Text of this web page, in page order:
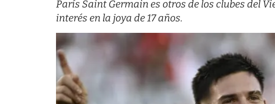
París Saint Germain es otros de los clubes del
interés en la joya de 17 años.